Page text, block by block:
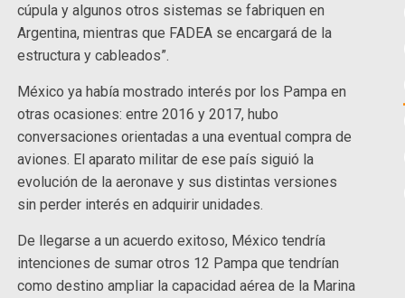
cúpula y algunos otros sistemas se fabriquen en
Argentina, mientras que FADEA se encargará de la
estructura y cableados”.
México ya había mostrado interés por los Pampa en
otras ocasiones: entre 2016 y 2017, hubo
conversaciones orientadas a una eventual compra de
aviones. El aparato militar de ese país siguió la
evolución de la aeronave y sus distintas versiones
sin perder interés en adquirir unidades.
De llegarse a un acuerdo exitoso, México tendría
intenciones de sumar otros 12 Pampa que tendrían
como destino ampliar la capacidad aérea de la Marina